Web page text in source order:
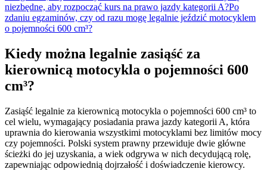
niezbędne, aby rozpocząć kurs na prawo jazdy kategorii A?Po
zdaniu egzaminów, czy od razu mogę legalnie jeździć motocyklem
o pojemności 600 cm³?
Kiedy można legalnie zasiąść za
kierownicą motocykla o pojemności 600
cm³?
Zasiąść legalnie za kierownicą motocykla o pojemności 600 cm³ to
cel wielu, wymagający posiadania prawa jazdy kategorii A, która
uprawnia do kierowania wszystkimi motocyklami bez limitów mocy
czy pojemności. Polski system prawny przewiduje dwie główne
ścieżki do jej uzyskania, a wiek odgrywa w nich decydującą rolę,
zapewniając odpowiednią dojrzałość i doświadczenie kierowcy.